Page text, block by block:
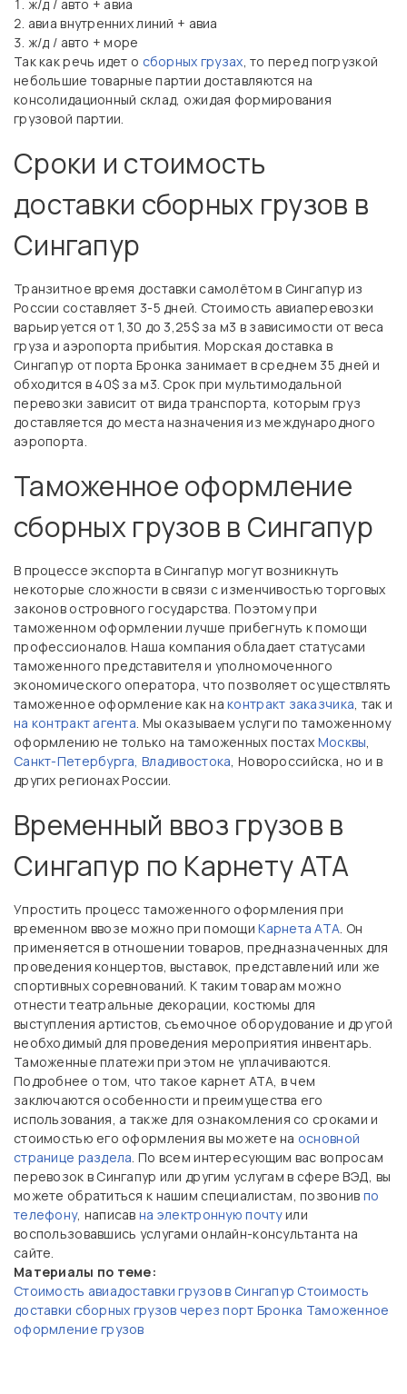
ж/д / авто + авиа
авиа внутренних линий + авиа
ж/д / авто + море
Так как речь идет о сборных грузах, то перед погрузкой
небольшие товарные партии доставляются на
консолидационный склад, ожидая формирования
грузовой партии.
Сроки и стоимость
доставки сборных грузов в
Сингапур
Транзитное время доставки самолётом в Сингапур из
России составляет 3-5 дней. Стоимость авиаперевозки
варьируется от 1,30 до 3,25$ за м3 в зависимости от веса
груза и аэропорта прибытия. Морская доставка в
Сингапур от порта Бронка занимает в среднем 35 дней и
обходится в 40$ за м3. Срок при мультимодальной
перевозки зависит от вида транспорта, которым груз
доставляется до места назначения из международного
аэропорта.
Таможенное оформление
сборных грузов в Сингапур
В процессе экспорта в Сингапур могут возникнуть
некоторые сложности в связи с изменчивостью торговых
законов островного государства. Поэтому при
таможенном оформлении лучше прибегнуть к помощи
профессионалов. Наша компания обладает статусами
таможенного представителя и уполномоченного
экономического оператора, что позволяет осуществлять
таможенное оформление как наконтракт заказчика, так и
на контракт агента. Мы оказываем услуги по таможенному
оформлению не только на таможенных постах Москвы,
Санкт-Петербурга, Владивостока, Новороссийска, но и в
других регионах России.
Временный ввоз грузов в
Сингапур по Карнету АТА
Упростить процесс таможенного оформления при
временном ввозе можно при помощиКарнета АТА. Он
применяется в отношении товаров, предназначенных для
проведения концертов, выставок, представлений или же
спортивных соревнований. К таким товарам можно
отнести театральные декорации, костюмы для
выступления артистов, съемочное оборудование и другой
необходимый для проведения мероприятия инвентарь.
Таможенные платежи при этом не уплачиваются.
Подробнее о том, что такое карнет АТА, в чем
заключаются особенности и преимущества его
использования, а также для ознакомления со сроками и
стоимостью его оформления вы можете на основной
странице раздела. По всем интересующим вас вопросам
перевозок в Сингапур или другим услугам в сфере ВЭД, вы
можете обратиться к нашим специалистам, позвонив по
телефону, написавна электронную почтуили
воспользовавшись услугами онлайн-консультанта на
сайте.
Материалы по теме:
Стоимость авиадоставки грузов в Сингапур Стоимость
доставки сборных грузов через порт Бронка Таможенное
оформление грузов